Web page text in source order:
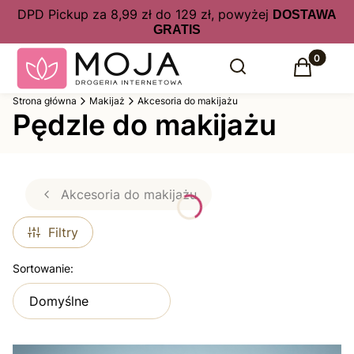
DPD Pickup za 8,99 zł do 129 zł, powyżej DOSTAWA
GRATIS
Otwórz wyszukiwarkę
Szukaj Produkty
Koszyk
Strona główna Makijaż Akcesoria do makijażu
Pędzle do makijażu
Akcesoria do makijażu
Filtry
Lista produktów
Sortowanie:
Domyślne